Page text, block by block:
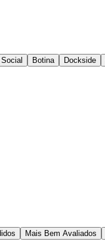
Botina Dockside
Mais Bem Avaliados